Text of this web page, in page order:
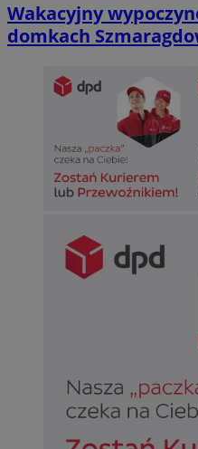
Wakacyjny
domkach